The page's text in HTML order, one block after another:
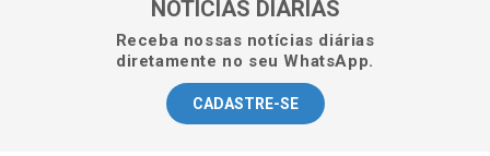
NOTÍCIAS DIÁRIAS
Receba nossas notícias diárias
diretamente no seu WhatsApp.
CADASTRE-SE